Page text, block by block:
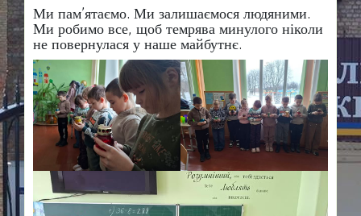
​Ми пам’ятаємо. Ми залишаємося людяними.
Ми робимо все, щоб темрява минулого ніколи
не повернулася у наше майбутнє.